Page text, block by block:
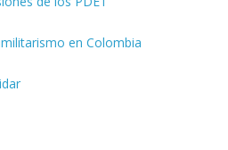
en Colombia